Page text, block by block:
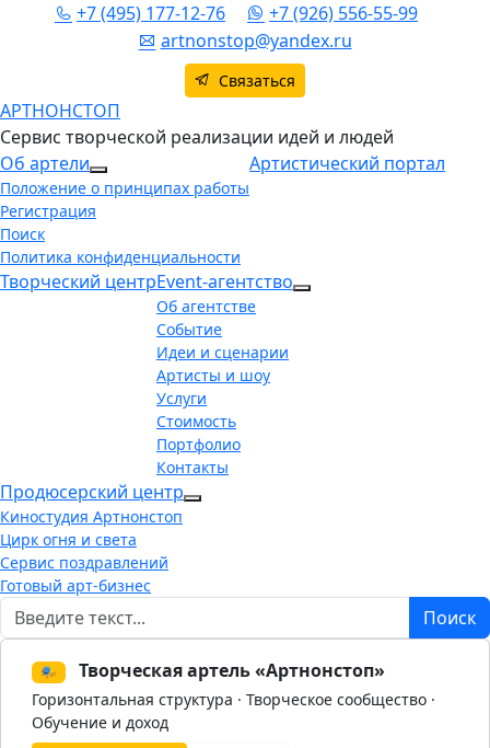
+7 (495) 177-12-76
+7 (926) 556-55-99
artnonstop@yandex.ru
Связаться
АРТНОНСТОП
Сервис творческой реализации идей и людей
Об артели
More about: Об артели
Положение о принципах работы
Регистрация
Поиск
Политика конфиденциальности
Артистический портал
Творческий центрEvent-агентство
Об агентстве
Событие
Идеи и сценарии
Артисты и шоу
Услуги
Стоимость
Портфолио
Контакты
Продюсерский центр
Киностудия Артнонстоп
Цирк огня и света
Сервис поздравлений
Готовый арт-бизнес
Поиск Поиск
🎭 Творческая артель «Артнонстоп»
Горизонтальная структура · Творческое сообщество ·
Обучение и доход